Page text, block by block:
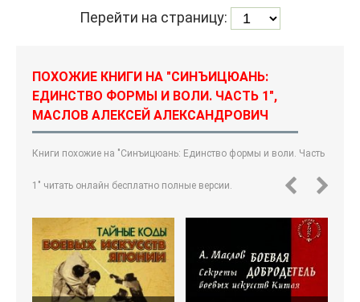
Перейти на страницу:
ПОХОЖИЕ КНИГИ НА "СИНЪИЦЮАНЬ:
ЕДИНСТВО ФОРМЫ И ВОЛИ. ЧАСТЬ 1",
МАСЛОВ АЛЕКСЕЙ АЛЕКСАНДРОВИЧ
Книги похожие на "Синъицюань: Единство формы и воли. Часть
1" читать онлайн бесплатно полные версии.